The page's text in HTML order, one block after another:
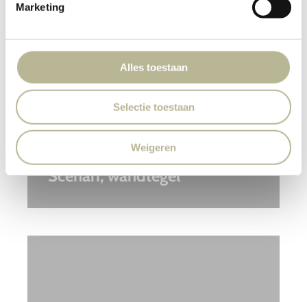
Marketing
Alles toestaan
Selectie toestaan
Weigeren
Scenari, wandtegel